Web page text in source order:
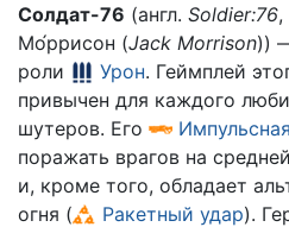
Солдат-76 (англ. Soldier:76
Мо́ррисон (Jack Morrison))
роли
Урон. Геймплей
привычен для каждого
шутеров. Его
поражать врагов на
и, кроме того, обладает
огня (
Ракетный удар).